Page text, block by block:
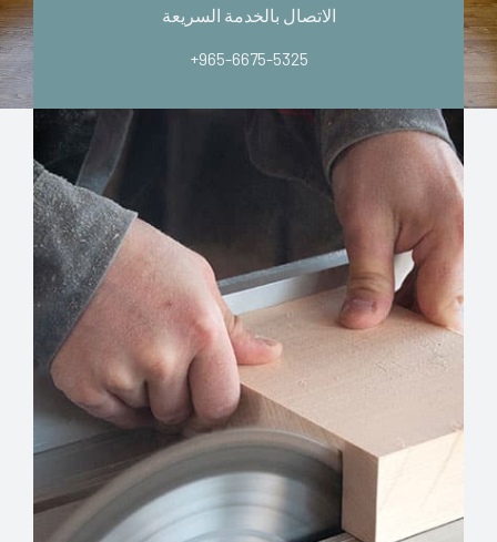
الاتصال بالخدمة السريعة
+965-6675-5325